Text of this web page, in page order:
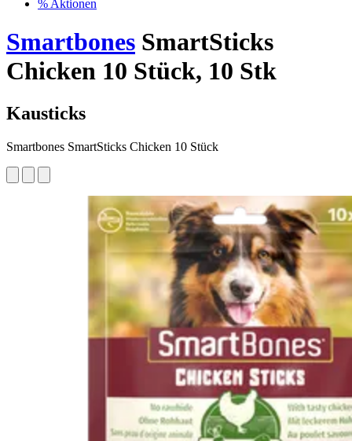
% Aktionen
Smartbones SmartSticks
Chicken 10 Stück, 10 Stk
Kausticks
Smartbones SmartSticks Chicken 10 Stück